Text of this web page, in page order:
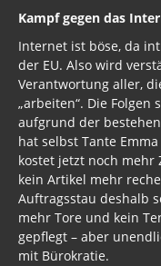
Kampf gegen das
Internet ist böse, da
der EU. Also wird
Verantwortung aller,
„arbeiten“. Die
aufgrund der
hat selbst Tante
kostet jetzt noch
kein Artikel mehr
Auftragsstau deshalb
mehr Tore und kein
gepflegt – aber
mit Bürokratie.